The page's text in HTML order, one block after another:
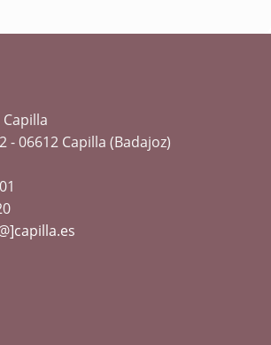
- 06612 Capilla (Badajoz)